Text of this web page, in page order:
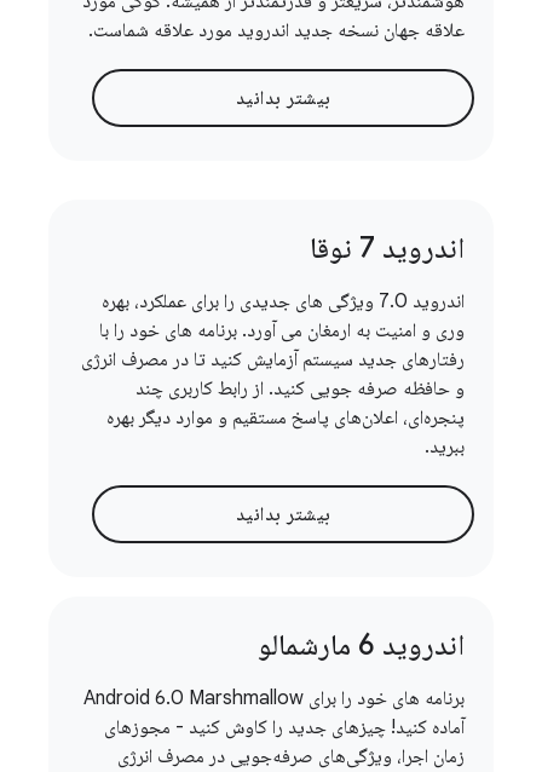
علاقه جهان نسخه جدید اندروید مورد علاقه شماست.
بیشتر بدانید
اندروید 7 نوقا
اندروید 7.0 ویژگی های جدیدی را برای عملکرد، بهره
وری و امنیت به ارمغان می آورد. برنامه های خود را با
رفتارهای جدید سیستم آزمایش کنید تا در مصرف انرژی
و حافظه صرفه جویی کنید. از رابط کاربری چند
پنجره‌ای، اعلان‌های پاسخ مستقیم و موارد دیگر بهره
ببرید.
بیشتر بدانید
اندروید 6 مارشمالو
برنامه های خود را برای Android 6.0 Marshmallow
آماده کنید! چیزهای جدید را کاوش کنید - مجوزهای
زمان اجرا، ویژگی‌های صرفه‌جویی در مصرف انرژی